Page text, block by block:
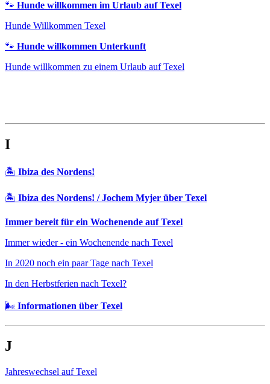
🐾 Hunde willkommen im Urlaub auf Texel
Hunde Willkommen Texel
🐾 Hunde willkommen Unterkunft
Hunde willkommen zu einem Urlaub auf Texel
I
🏝️ Ibiza des Nordens!
🏝️ Ibiza des Nordens! / Jochem Myjer über Texel
Immer bereit für ein Wochenende auf Texel
Immer wieder - ein Wochenende nach Texel
In 2020 noch ein paar Tage nach Texel
In den Herbstferien nach Texel?
🌬️ Informationen über Texel
J
Jahreswechsel auf Texel